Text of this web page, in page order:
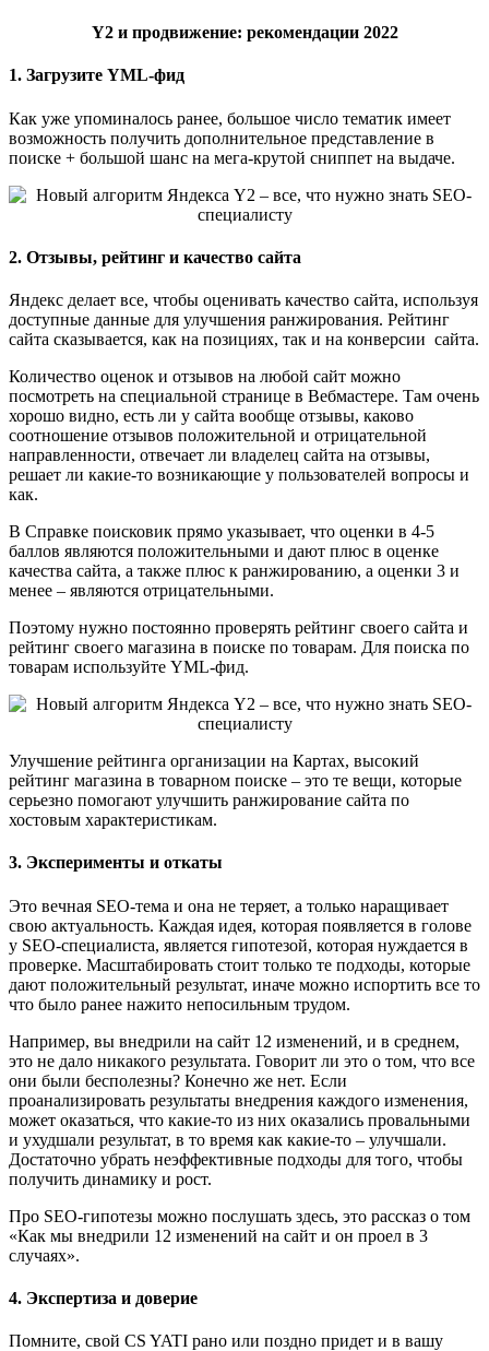
Y2 и продвижение: рекомендации 2022
1. Загрузите YML-фид
Как уже упоминалось ранее, большое число тематик имеет
возможность получить дополнительное представление в
поиске + большой шанс на мега-крутой сниппет на выдаче.
2. Отзывы, рейтинг и качество сайта
Яндекс делает все, чтобы оценивать качество сайта, используя
доступные данные для улучшения ранжирования. Рейтинг
сайта сказывается, как на позициях, так и на конверсии сайта.
Количество оценок и отзывов на любой сайт можно
посмотреть на специальной странице в Вебмастере. Там очень
хорошо видно, есть ли у сайта вообще отзывы, каково
соотношение отзывов положительной и отрицательной
направленности, отвечает ли владелец сайта на отзывы,
решает ли какие-то возникающие у пользователей вопросы и
как.
В Справке поисковик прямо указывает, что оценки в 4-5
баллов являются положительными и дают плюс в оценке
качества сайта, а также плюс к ранжированию, а оценки 3 и
менее – являются отрицательными.
Поэтому нужно постоянно проверять рейтинг своего сайта и
рейтинг своего магазина в поиске по товарам. Для поиска по
товарам используйте YML-фид.
Улучшение рейтинга организации на Картах, высокий
рейтинг магазина в товарном поиске – это те вещи, которые
серьезно помогают улучшить ранжирование сайта по
хостовым характеристикам.
3. Эксперименты и откаты
Это вечная SEO-тема и она не теряет, а только наращивает
свою актуальность. Каждая идея, которая появляется в голове
у SEO-специалиста, является гипотезой, которая нуждается в
проверке. Масштабировать стоит только те подходы, которые
дают положительный результат, иначе можно испортить все то
что было ранее нажито непосильным трудом.
Например, вы внедрили на сайт 12 изменений, и в среднем,
это не дало никакого результата. Говорит ли это о том, что все
они были бесполезны? Конечно же нет. Если
проанализировать результаты внедрения каждого изменения,
может оказаться, что какие-то из них оказались провальными
и ухудшали результат, в то время как какие-то – улучшали.
Достаточно убрать неэффективные подходы для того, чтобы
получить динамику и рост.
Про SEO-гипотезы можно послушать здесь, это рассказ о том
«Как мы внедрили 12 изменений на сайт и он проел в 3
случаях».
4. Экспертиза и доверие
Помните, свой CS YATI рано или поздно придет и в вашу